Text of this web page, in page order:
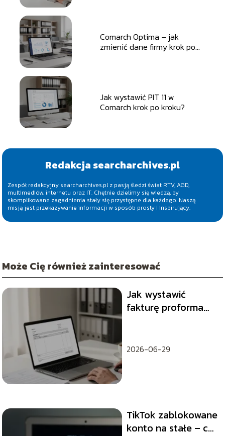
Comarch Optima – jak
zmienić dane firmy krok po
Jak wystawić PIT 11 w
Comarch krok po kroku?
Redakcja searcharchives.pl
Zespół redakcyjny searcharchives.pl z pasją śledzi świat RTV, AGD,
multimediów, internetu oraz IT. Chętnie dzielimy się wiedzą, by
skomplikowane zagadnienia stały się przystępne dla każdego. Naszą
misją jest przekazywanie informacji w sposób prosty i inspirujący.
Może Cię również zainteresować
Jak wystawić
fakturę proforma
2026-06-29
TikTok zablokowane
konto na stałe – co